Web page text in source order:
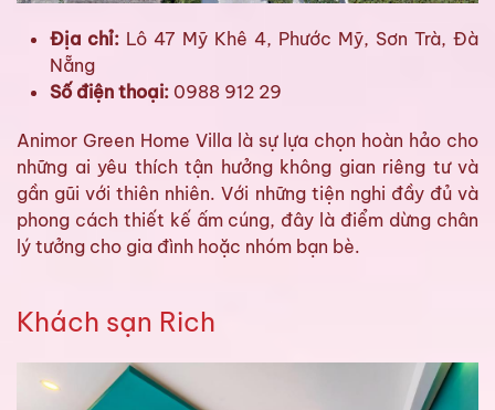
Địa chỉ: Lô 47 Mỹ Khê 4, Phước Mỹ, Sơn Trà, Đà
Nẵng
Số điện thoại: 0988 912 29
Animor Green Home Villa là sự lựa chọn hoàn hảo cho
những ai yêu thích tận hưởng không gian riêng tư và
gần gũi với thiên nhiên. Với những tiện nghi đầy đủ và
phong cách thiết kế ấm cúng, đây là điểm dừng chân
lý tưởng cho gia đình hoặc nhóm bạn bè.
Khách sạn Rich